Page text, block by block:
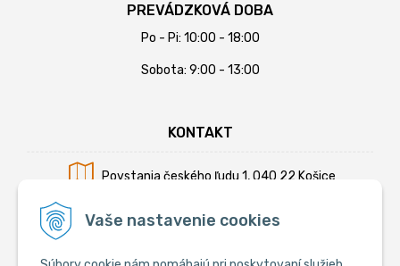
Vaše nastavenie cookies
PREVÁDZKOVÁ DOBA
Po - Pi: 10:00 - 18:00
Sobota: 9:00 - 13:00
KONTAKT
Povstania českého ľudu 1, 040 22 Košice
Mobil:+421 902 794 355
E-mail:info@krmiva.sk